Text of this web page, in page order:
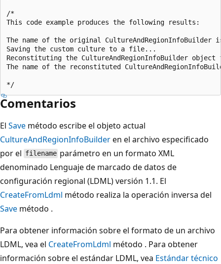
/*
This code example produces the following results:
The name of the original CultureAndRegionInfoBuilder
Saving the custom culture to a file...
Reconstituting the CultureAndRegionInfoBuilder object
The name of the reconstituted
Comentarios
El Save método escribe el objeto actual
CultureAndRegionInfoBuilderen el archivo especificado
por el filename parámetro en un formato XML
denominado Lenguaje de marcado de datos de
configuración regional (LDML) versión 1.1. El
CreateFromLdml método realiza la operación inversa del
Save método .
Para obtener información sobre el formato de un archivo
LDML, vea el CreateFromLdml método . Para obtener
información sobre el estándar LDML, vea Estándar técnico